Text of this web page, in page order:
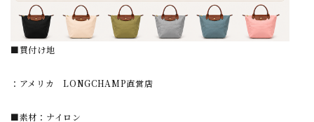
■買付け地
：アメリカ LONGCHAMP直営店
■素材：ナイロン